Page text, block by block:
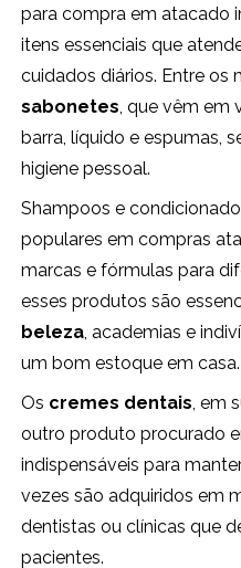
para compra em atacado
itens essenciais que
cuidados diários. Entre os
sabonetes, que vêm em
barra, líquido e espumas,
higiene pessoal.
Shampoos e
populares em compras
marcas e fórmulas para
esses produtos são
beleza, academias e
um bom estoque em casa.
Os cremes dentais, em
outro produto procurado
indispensáveis para
vezes são adquiridos em
dentistas ou clínicas que
pacientes.